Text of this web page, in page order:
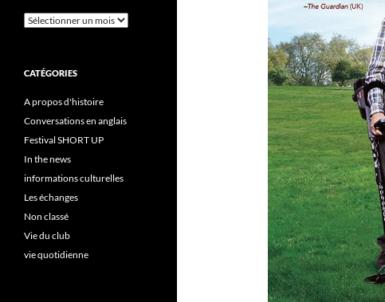
Archives
CATÉGORIES
A propos d'histoire
Conversations en anglais
Festival SHORT UP
In the news
informations culturelles
Les échanges
Non classé
Vie du club
vie quotidienne